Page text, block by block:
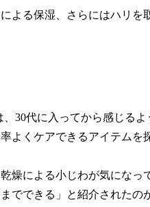
よる保湿、さらにはハリを
30代に入ってから感じる
よくケアできるアイテムを
燥による小じわが気になっ
でできる」と紹介されたの